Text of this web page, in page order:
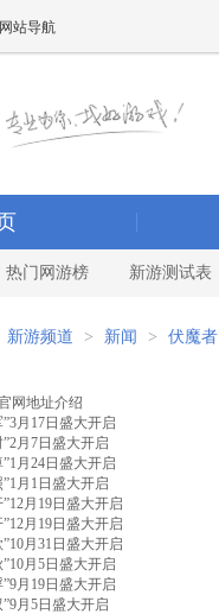
网站导航
热门网游榜 新游测试表
新游频道 > 新闻 > 伏魔者
网地址介绍
月17日盛大开启
”2月7日盛大开启
月24日盛大开启
”1月1日盛大开启
月19日盛大开启
月19日盛大开启
月31日盛大开启
月5日盛大开启
月19日盛大开启
”9月5日盛大开启